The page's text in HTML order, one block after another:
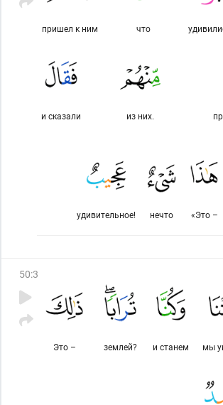
что
пришел к ним
из них.
и сказали
«Это –
нечто
удивительное!
50:3
мы
и станем
землей?
Это –